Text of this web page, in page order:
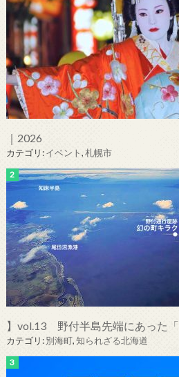
｜2026
カテゴリ:イベント,札幌市
】vol.13 野付半島先端にあった「
カテゴリ:別海町,知られざる北海道